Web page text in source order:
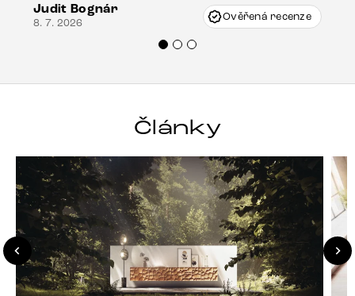
Vincze mi velmi korektně vyšli vstříc.
Doporučuji produkty Delife všem.“
Judit Bognár
8. 7. 2026 Ověřená recenze
Články